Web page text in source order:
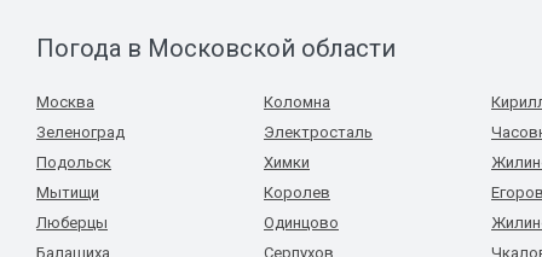
Погода в Московской области
Москва
Зеленоград
Подольск
Мытищи
Люберцы
Балашиха
Коломна
Электросталь
Химки
Королев
Одинцово
Серпухов